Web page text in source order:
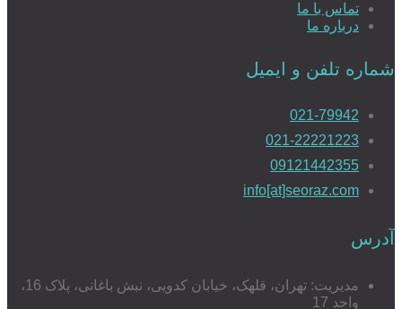
تماس با ما
درباره ما
شماره تلفن و ایمیل
021-79942
021-22221223
09121442355
info[at]seoraz.com
آدرس
مدیریت: تهران، قلهک، خیابان کدویی، نبش باغانی، پلاک 16،
واحد 17